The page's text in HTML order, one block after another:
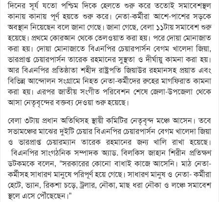
দিনের সূর্য যতো পশ্চিম দিকে হেলতে শুরু করে ততোই সমাবেশস্থল
কানায় কানায় পূর্ণ হয়তে শুরু করে। নেতা-কর্মীরা আশে-পাশের সড়কে
অবস্থান নিয়েছেন বলে জানা গেছে। জানা গেছে, বেলা ১১টায় সমাবেশ শুরু
হয়েছে। প্রথমে কোরআন থেকে তেলওয়াত করা হয়। পরে দোয়া মোনাজাত
করা হয়। দোয়া মোনাজাতে বিএনপির চেয়ারপার্সন বেগম খালেদা জিয়া,
ভারপ্রাপ্ত চেয়ারপার্সন তারেক রহমানের সুস্থতা ও দীর্ঘায়ু কামনা করা হয়।
আর বিএনপির প্রতিষ্ঠাতা শহীদ রাষ্ট্রপতি জিয়াউর রহমানসহ প্রয়াত এবং
বিভিন্ন আন্দোলন সংগ্রামে নিহত নেতা-কর্মীদের রুহের মাগফিরাত কামনা
করা হয়। এরপর জাতীয় সংগীত পরিবেশন শেষে জেলা-উপজেলা থেকে
আসা নেতৃবৃন্দের বক্তব্য দেওয়া শুরু হয়েছে।
বেলা ৩টায় প্রধান অতিথিসহ স্থায়ী কমিটির নেতৃবৃন্দ মঞ্চে আসেন। তবে
সভামঞ্চের মাঝের দুইটি চেয়ার বিএনপির চেয়ারপার্সন বেগম খালেদা জিয়া
ও ভারপ্রাপ্ত চেয়ারম্যান তারেক রহমানের জন্য খালি রাখা হয়েছে।
বিএনপির সাংগঠনিক সম্পাদক অ্যাড. বিলকিস জাহান শিরীন প্রতিক্ষণ
ডটকমকে বলেন, “সরকারের কোনো বাধাই কাজে আসেনি। মাঠ নেতা-
কর্মীসহ সাধারণ মানুষে পরিপূর্ণ হয়ে গেছে। সাধারণ মানুষ ও নেতা- কর্মীরা
হেটে, ভ্যান, রিকশা চড়ে, ট্রলার, নৌকা, মাছ ধরা নৌকা ও লঞ্চে সমাবেশ
স্থলে এসে পৌঁছেছেন।”